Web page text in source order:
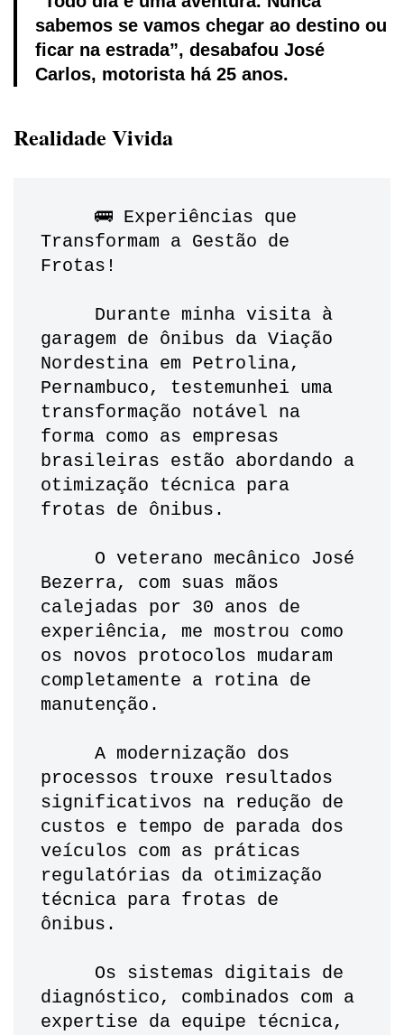
sabemos se vamos chegar ao destino ou
ficar na estrada”, desabafou José
Carlos, motorista há 25 anos.
Realidade Vivida
Transformam a Gestão de
Frotas!
garagem de ônibus da Viação
Nordestina em Petrolina,
Pernambuco, testemunhei uma
transformação notável na
forma como as empresas
brasileiras estão abordando a
otimização técnica para
frotas de ônibus.
Bezerra, com suas mãos
calejadas por 30 anos de
experiência, me mostrou como
os novos protocolos mudaram
completamente a rotina de
manutenção.
processos trouxe resultados
significativos na redução de
custos e tempo de parada dos
veículos com as práticas
regulatórias da otimização
técnica para frotas de
ônibus.
diagnóstico, combinados com a
expertise da equipe técnica,